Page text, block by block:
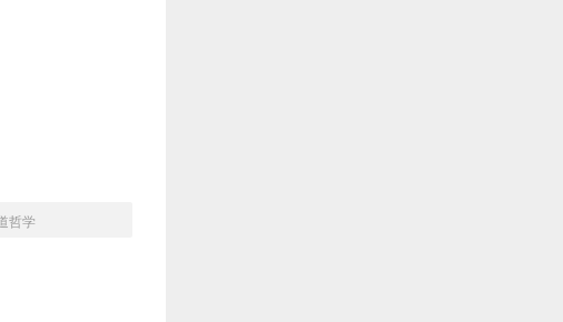
哲学